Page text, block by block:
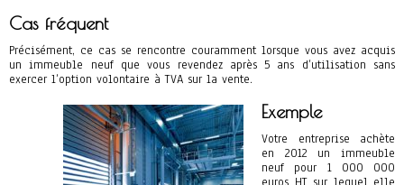
Cas fréquent
Précisément, ce cas se rencontre couramment lorsque vous avez acquis
un immeuble neuf que vous revendez après 5 ans d’utilisation sans
exercer l’option volontaire à TVA sur la vente.
Exemple
Votre entreprise achète
en 2012 un immeuble
neuf pour 1 000 000